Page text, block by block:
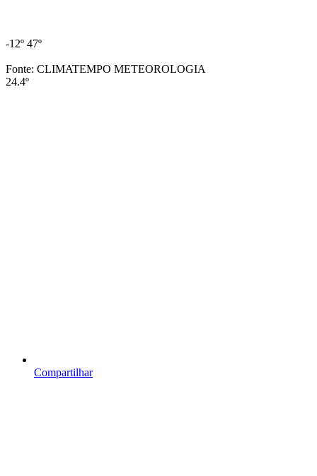
-12º 47º
Fonte: CLIMATEMPO METEOROLOGIA
24.4º
Compartilhar